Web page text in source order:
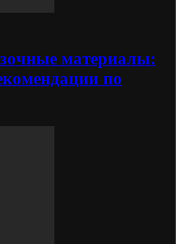
материалы:
по